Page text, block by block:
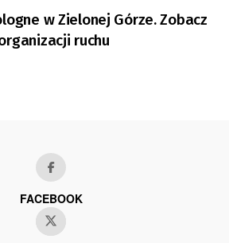
w Zielonej Górze. Zobacz
ruchu
FACEBOOK